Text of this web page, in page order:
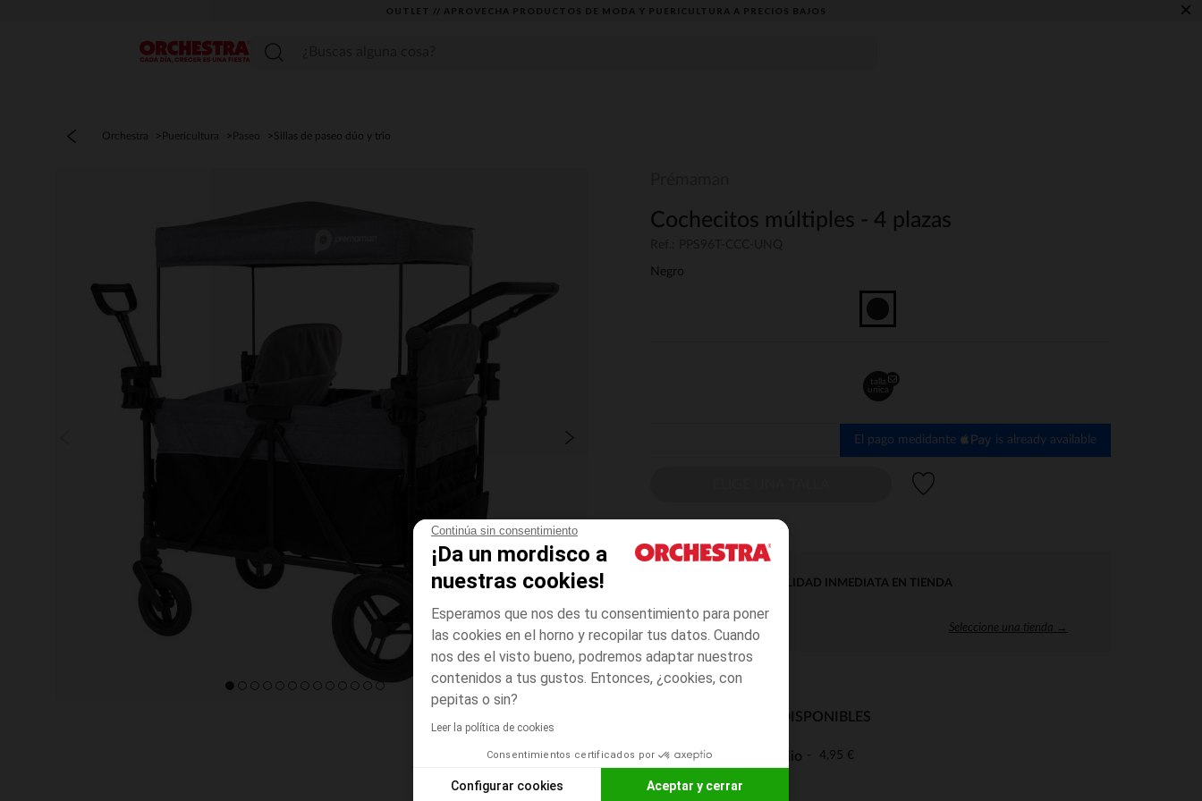
Continúa sin consentimiento
¡Da un mordisco a
nuestras cookies!
Esperamos que nos des tu consentimiento para poner
las cookies en el horno y recopilar tus datos. Cuando
nos des el visto bueno, podremos adaptar nuestros
contenidos a tus gustos. Entonces, ¿cookies, con
pepitas o sin?
Leer la política de cookies
Consentimientos certificados por
Configurar cookies Aceptar y cerrar
OUTLET // APROVECHA PRODUCTOS DE MODA Y PUERICULTURA A PRECIOS BAJOS ×
Menú
Orchestra Puericultura Paseo Sillas de paseo dúo y trio
Cochecitos múltiples - 4 plazas
Negro
talla
unica
El pago medidante is already available
DISPONIBILIDAD INMEDIATA EN TIENDA
Seleccione una tienda →
MODOS DE ENVÍO DISPONIBLES
Entrega a domicilio 4,95 €